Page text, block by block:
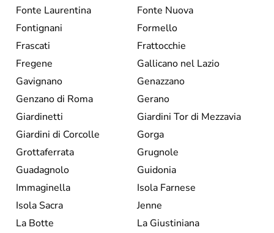
Fonte Laurentina
Fonte Nuova
Fontignani
Formello
Frascati
Frattocchie
Fregene
Gallicano nel Lazio
Gavignano
Genazzano
Genzano di Roma
Gerano
Giardinetti
Giardini Tor di Mezzavia
Giardini di Corcolle
Gorga
Grottaferrata
Grugnole
Guadagnolo
Guidonia
Immaginella
Isola Farnese
Isola Sacra
Jenne
La Botte
La Giustiniana